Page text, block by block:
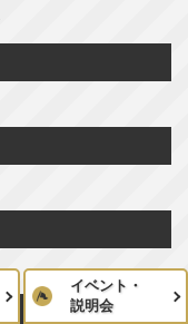
イベント・
説明会